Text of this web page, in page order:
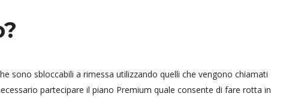
sono sbloccabili a rimessa utilizzando quelli che vengono chiamati
partecipare il piano Premium quale consente di fare rotta in